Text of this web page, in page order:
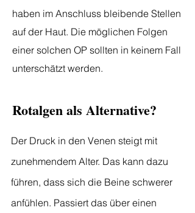
haben im Anschluss bleibende Stellen
auf der Haut. Die möglichen Folgen
einer solchen OP sollten in keinem Fall
unterschätzt werden.
Rotalgen als Alternative?
Der Druck in den Venen steigt mit
zunehmendem Alter. Das kann dazu
führen, dass sich die Beine schwerer
anfühlen. Passiert das über einen